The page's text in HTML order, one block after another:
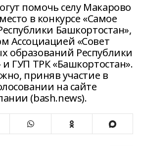
помочь селу Макарово
в конкурсе «Самое
Башкортостан»,
Ассоциацией «Совет
образований Республики
ГУП ТРК «Башкортостан».
приняв участие в
на сайте
(bash.news).